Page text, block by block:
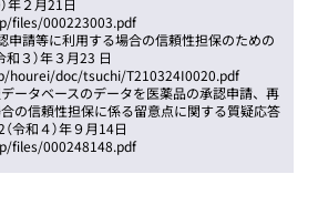
年２月21日
files/000223003.pdf
申請等に利用する場合の信頼性担保のための
和３）年３月23 日
hourei/doc/tsuchi/T210324I0020.pdf
ータベースのデータを医薬品の承認申請、再
の信頼性担保に係る留意点に関する質疑応答
令和４）年９月14日
files/000248148.pdf